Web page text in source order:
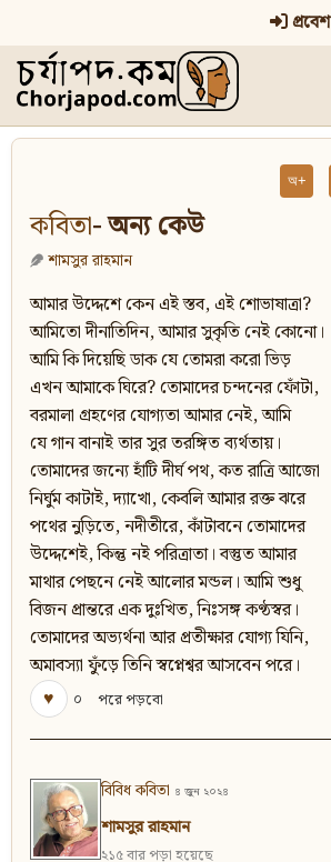
প্রবেশ
অ+
কবিতা- অন্য কেউ
শামসুর রাহমান
আমার উদ্দেশে কেন এই স্তব, এই শোভাষাত্রা?
আমিতো দীনাতিদিন, আমার সুকৃতি নেই কোনো।
আমি কি দিয়েছি ডাক যে তোমরা করো ভিড়
এখন আমাকে ঘিরে? তোমাদের চন্দনের ফোঁটা,
বরমালা গ্রহণের যোগ্যতা আমার নেই, আমি
যে গান বানাই তার সুর তরঙ্গিত ব্যর্থতায়।
তোমাদের জন্যে হাঁটি দীর্ঘ পথ, কত রাত্রি আজো
নির্ঘুম কাটাই, দ্যাখো, কেবলি আমার রক্ত ঝরে
পথের নুড়িতে, নদীতীরে, কাঁটাবনে তোমাদের
উদ্দেশেই, কিন্তু নই পরিত্রাতা। বস্তুত আমার
মাথার পেছনে নেই আলোর মন্ডল। আমি শুধু
বিজন প্রান্তরে এক দুঃখিত, নিঃসঙ্গ কণ্ঠস্বর।
তোমাদের অভ্যর্থনা আর প্রতীক্ষার যোগ্য যিনি,
অমাবস্যা ফুঁড়ে তিনি স্বপ্নেশ্বর আসবেন পরে।
♥
০ পরে পড়বো
বিবিধ কবিতা ৪ জুন ২০২৪
শামসুর রাহমান
২১৫ বার পড়া হয়েছে